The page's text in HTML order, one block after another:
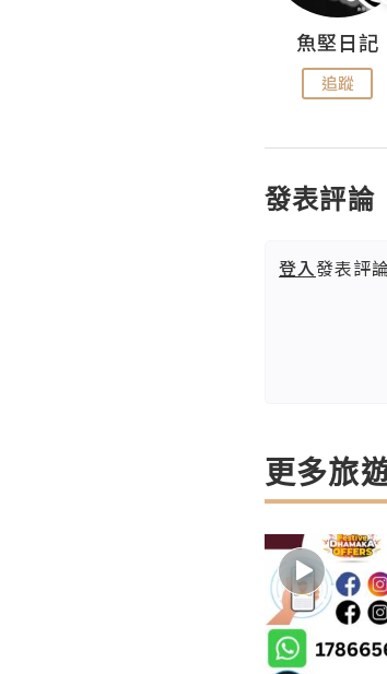
魚堅日記
追蹤
發表評論
登入發表評
更多旅